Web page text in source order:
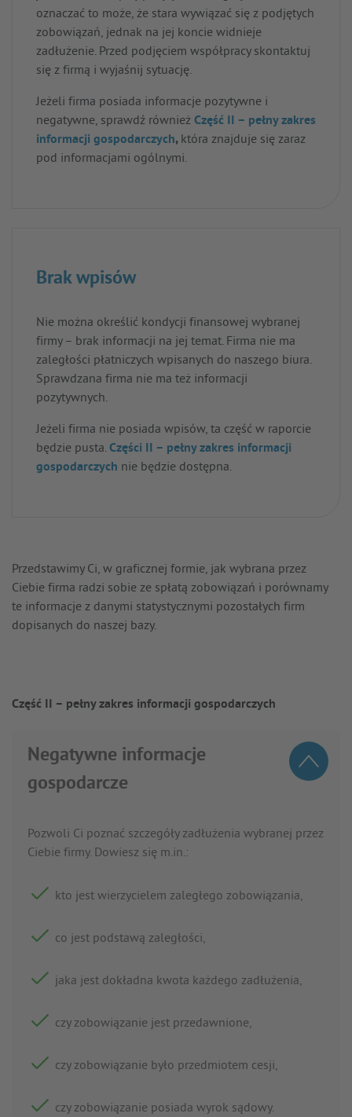
oznaczać to może, że stara wywiązać się z podjętych
zobowiązań, jednak na jej koncie widnieje
zadłużenie. Przed podjęciem współpracy skontaktuj
się z firmą i wyjaśnij sytuację.
Jeżeli firma posiada informacje pozytywne i
negatywne, sprawdź również Część II – pełny zakres
informacji gospodarczych, która znajduje się zaraz
pod informacjami ogólnymi.
Brak wpisów
Nie można określić kondycji finansowej wybranej
firmy – brak informacji na jej temat. Firma nie ma
zaległości płatniczych wpisanych do naszego biura.
Sprawdzana firma nie ma też informacji
pozytywnych.
Jeżeli firma nie posiada wpisów, ta część w raporcie
będzie pusta.Części II – pełny zakres informacji
gospodarczych nie będzie dostępna.
Przedstawimy Ci, w graficznej formie, jak wybrana przez
Ciebie firma radzi sobie ze spłatą zobowiązań i porównamy
te informacje z danymi statystycznymi pozostałych firm
dopisanych do naszej bazy.
Część II – pełny zakres informacji gospodarczych
Negatywne informacje
gospodarcze
Pozwoli Ci poznać szczegóły zadłużenia wybranej przez
Ciebie firmy. Dowiesz się m.in.:
kto jest wierzycielem zaległego zobowiązania,
co jest podstawą zaległości,
jaka jest dokładna kwota każdego zadłużenia,
czy zobowiązanie jest przedawnione,
czy zobowiązanie było przedmiotem cesji,
czy zobowiązanie posiada wyrok sądowy.